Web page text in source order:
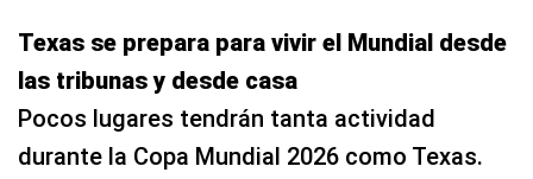
Texas se prepara para vivir el Mundial desde
las tribunas y desde casa
Pocos lugares tendrán tanta actividad
durante la Copa Mundial 2026 como Texas.